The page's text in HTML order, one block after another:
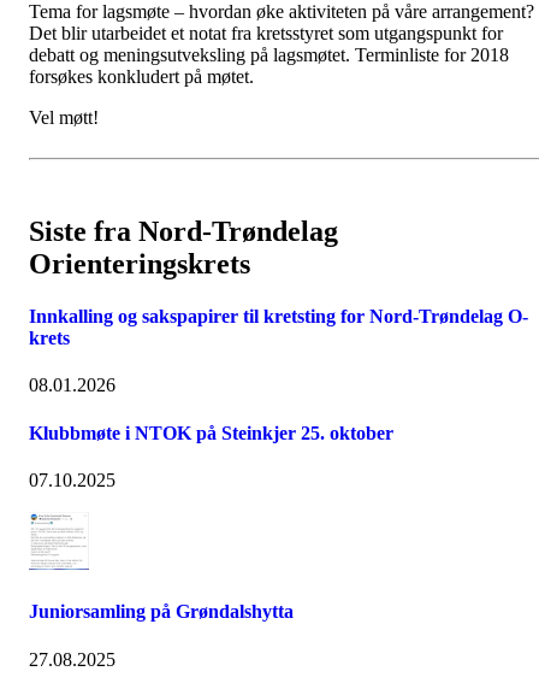
Tema for lagsmøte – hvordan øke aktiviteten på våre arrangement?
Det blir utarbeidet et notat fra kretsstyret som utgangspunkt for
debatt og meningsutveksling på lagsmøtet. Terminliste for 2018
forsøkes konkludert på møtet.
Vel møtt!
Siste fra Nord-Trøndelag
Orienteringskrets
Innkalling og sakspapirer til kretsting for Nord-Trøndelag O-
krets
08.01.2026
Klubbmøte i NTOK på Steinkjer 25. oktober
07.10.2025
Juniorsamling på Grøndalshytta
27.08.2025